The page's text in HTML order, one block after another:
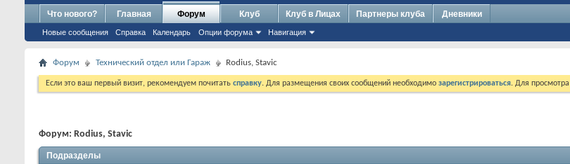
Что нового? Главная Форум
Новые сообщения Справка Календарь Опции форума Навигация
Клуб Клуб в Лицах Партнеры клуба Дневники
Форум Технический отдел или Гараж Rodius, Stavic
Если это ваш первый визит, рекомендуем почитать справку. Для размещения своих сообщений необходимо зарегистрироваться. Для
Форум: Rodius, Stavic
Подразделы